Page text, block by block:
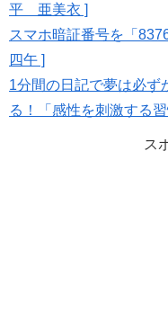
平 亜美衣 ]
スマホ暗証番号を「
四午 ]
1分間の日記で夢は必ず
る！「感性を刺激する
ス